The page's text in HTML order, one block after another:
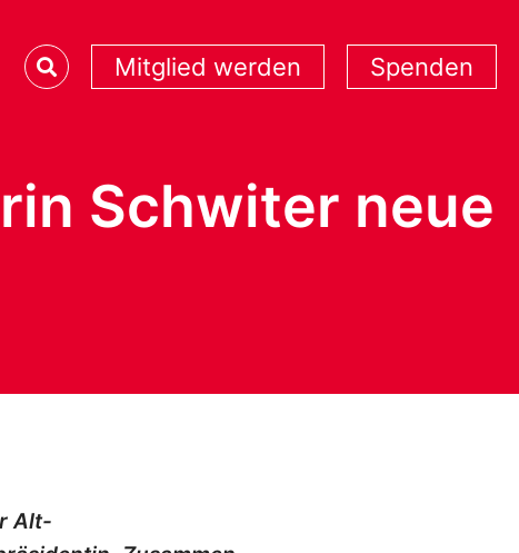
Mitglied werden Spenden
Schwiter neue
Alt-